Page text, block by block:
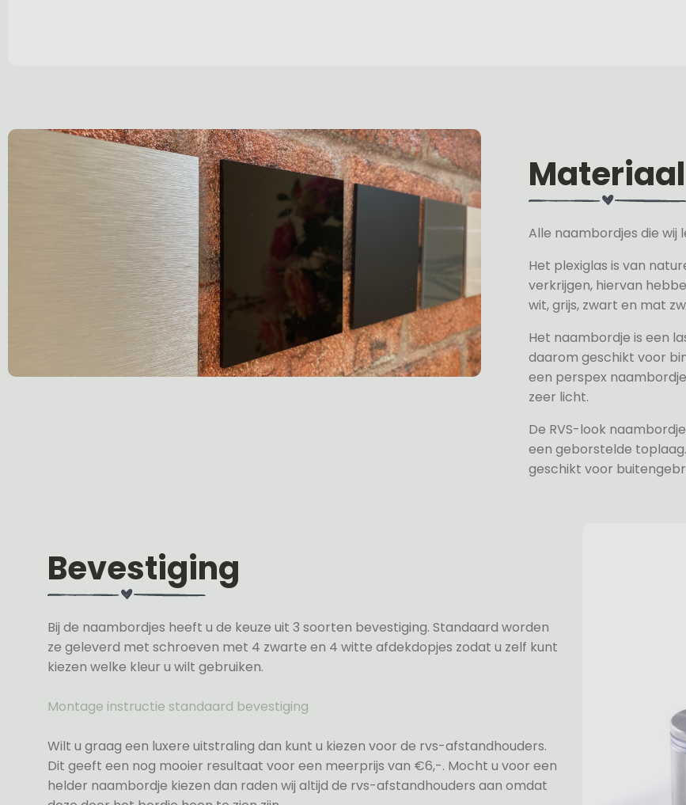
Alle naambordjes die wij
Het plexiglas is van
verkrijgen, hiervan
wit, grijs, zwart en mat
Het naambordje is een
daarom geschikt voor
een perspex
zeer licht.
De RVS-look
een geborstelde
geschikt voor
Bevestiging
Bij de naambordjes heeft u de keuze uit 3 soorten bevestiging. Standaard worden
ze geleverd met schroeven met 4 zwarte en 4 witte afdekdopjes zodat u zelf kunt
kiezen welke kleur u wilt gebruiken.
Montage instructie standaard bevestiging
Wilt u graag een luxere uitstraling dan kunt u kiezen voor de rvs-afstandhouders.
Dit geeft een nog mooier resultaat voor een meerprijs van €6,-. Mocht u voor een
helder naambordje kiezen dan raden wij altijd de rvs-afstandhouders aan omdat